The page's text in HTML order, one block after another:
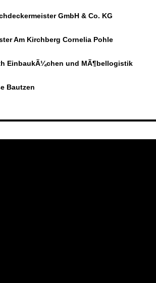
GmbH & Co. KG
Am Kirchberg Cornelia Pohle
EinbaukÃ¼chen und MÃ¶bellogistik
Bautzen